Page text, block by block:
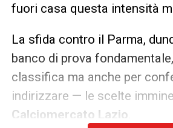
fuori casa questa intensità
La sfida contro il Parma,
banco di prova
classifica ma anche per
indirizzare — le scelte
Calciomercato Lazio